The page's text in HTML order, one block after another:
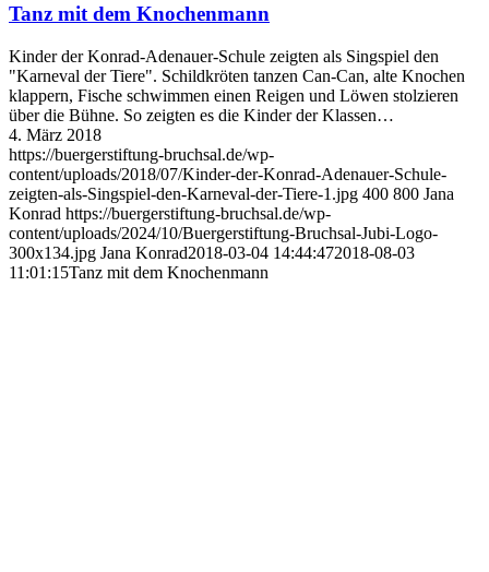
Tanz mit dem Knochenmann
Kinder der Konrad-Adenauer-Schule zeigten als Singspiel den
"Karneval der Tiere". Schildkröten tanzen Can-Can, alte Knochen
klappern, Fische schwimmen einen Reigen und Löwen stolzieren
über die Bühne. So zeigten es die Kinder der Klassen…
4. März 2018
https://buergerstiftung-bruchsal.de/wp-
content/uploads/2018/07/Kinder-der-Konrad-Adenauer-Schule-
zeigten-als-Singspiel-den-Karneval-der-Tiere-1.jpg 400 800 Jana
Konrad https://buergerstiftung-bruchsal.de/wp-
content/uploads/2024/10/Buergerstiftung-Bruchsal-Jubi-Logo-
300x134.jpg Jana Konrad2018-03-04 14:44:472018-08-03
11:01:15Tanz mit dem Knochenmann